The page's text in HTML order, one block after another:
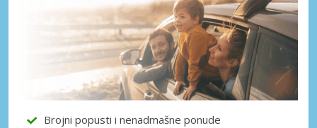
Pristupite ekskluzivnim ponudama naših
dobavljača
Prijava putem eLinka
Brojni popusti i nenadmašne ponude